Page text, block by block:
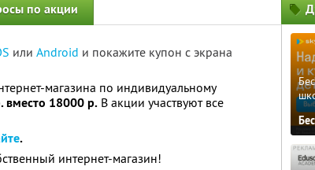
по акции
или Android и покажите купон с экрана
магазина по индивидуальному
вместо 18000 р. В акции участвуют все
.
интернет-магазин!